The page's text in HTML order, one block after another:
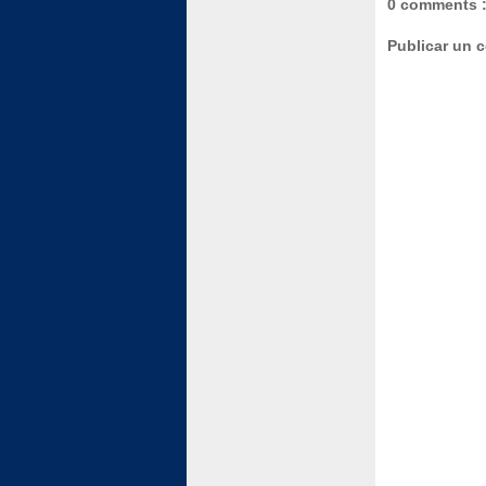
0 comments :
Publicar un